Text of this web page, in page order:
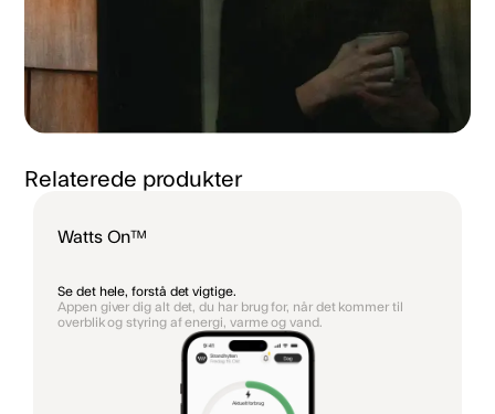
Relaterede produkter
Watts On™
Se det hele, forstå det vigtige.
Appen giver dig alt det, du har brug for, når det kommer til
overblik og styring af energi, varme og vand.